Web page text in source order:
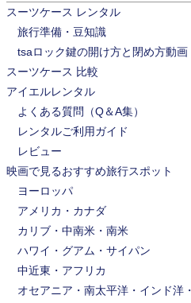
シ
ョ
ン
スーツケース レンタル
旅行準備・豆知識
tsaロック鍵の開け方と閉め方動画
スーツケース 比較
アイエルレンタル
よくある質問（Q＆A集）
レンタルご利用ガイド
レビュー
映画で見るおすすめ旅行スポット
ヨーロッパ
アメリカ・カナダ
カリブ・中南米・南米
ハワイ・グアム・サイパン
中近東・アフリカ
オセアニア・南太平洋・インド洋